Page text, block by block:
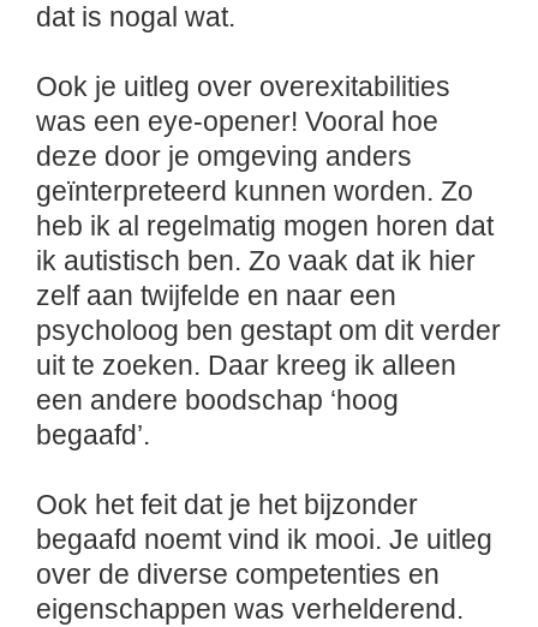
dat is nogal wat.
Ook je uitleg over overexitabilities
was een eye-opener! Vooral hoe
deze door je omgeving anders
geïnterpreteerd kunnen worden. Zo
heb ik al regelmatig mogen horen dat
ik autistisch ben. Zo vaak dat ik hier
zelf aan twijfelde en naar een
psycholoog ben gestapt om dit verder
uit te zoeken. Daar kreeg ik alleen
een andere boodschap ‘hoog
begaafd’.
Ook het feit dat je het bijzonder
begaafd noemt vind ik mooi. Je uitleg
over de diverse competenties en
eigenschappen was verhelderend.